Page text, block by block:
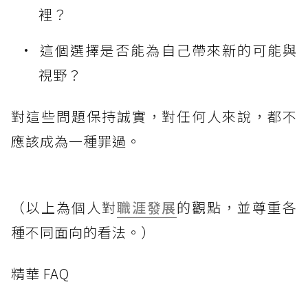
裡？
這個選擇是否能為自己帶來新的可能與
視野？
對這些問題保持誠實，對任何人來說，都不
應該成為一種罪過。
（以上為個人對職涯發展的觀點，並尊重各
種不同面向的看法。）
精華 FAQ